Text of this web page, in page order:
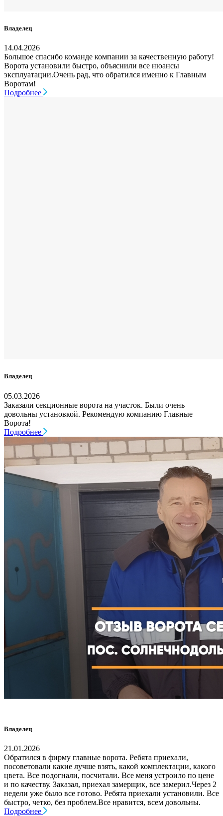
Владелец
14.04.2026
Большое спасибо команде компании за качественную работу!
Ворота установили быстро, объяснили все нюансы
эксплуатации.Очень рад, что обратился именно к Главным
Воротам!
Подробнее
Владелец
05.03.2026
Заказали секционные ворота на участок. Были очень
довольны установкой. Рекомендую компанию Главные
Ворота!
Подробнее
Владелец
21.01.2026
Обратился в фирму главные ворота. Ребята приехали,
посоветовали какие лучше взять, какой комплектации, какого
цвета. Все подогнали, посчитали. Все меня устроило по цене
и по качеству. Заказал, приехал замерщик, все замерил.Через 2
недели уже было все готово. Ребята приехали установили. Все
быстро, четко, без проблем.Все нравится, всем довольны.
Подробнее